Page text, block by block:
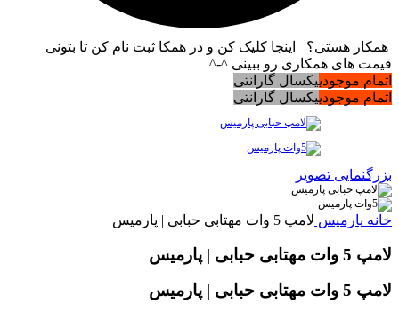
همکار هستی؟ اینجا کلیک کن و در همکا ثبت نام کن تا بتونی
قیمت های همکاری رو ببینی ^-^
اتمام موجودییکسال گارانتی
اتمام موجودییکسال گارانتی
بزرگنمایی تصویر
خانه پارمیس لامپ 5 وات مهتابی حبابی | پارمیس
لامپ 5 وات مهتابی حبابی | پارمیس
لامپ 5 وات مهتابی حبابی | پارمیس